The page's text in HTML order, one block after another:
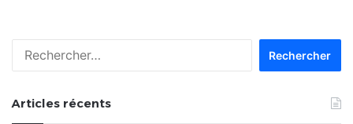
Articles récents